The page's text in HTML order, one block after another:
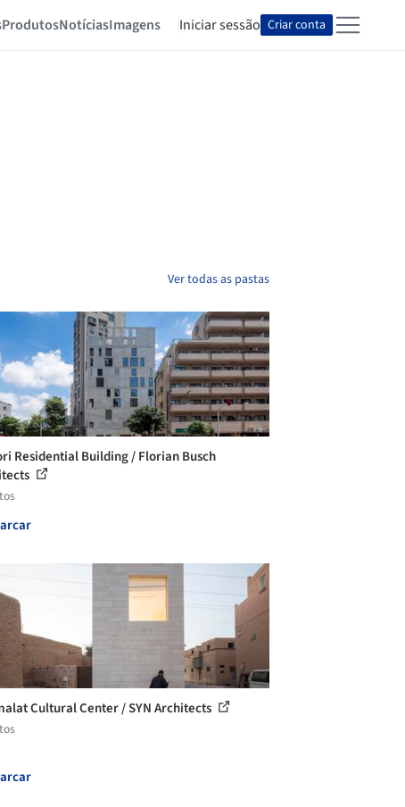
ProdutosNotíciasImagens Iniciar sessão Criar conta
Ver todas as pastas
Residential Building / Florian Busch
Cultural Center / SYN Architects